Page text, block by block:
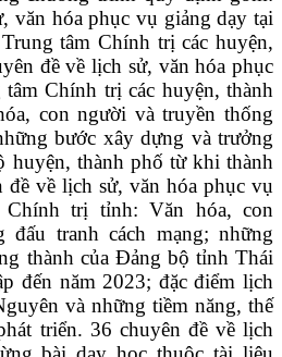
văn hóa phục vụ giảng dạy tại
tâm Chính trị các huyện,
đề về lịch sử, văn hóa phục
Chính trị các huyện, thành
con người và truyền thống
bước xây dựng và trưởng
huyện, thành phố từ khi thành
đề về lịch sử, văn hóa phục vụ
Chính trị tỉnh: Văn hóa, con
tranh cách mạng; những
thành của Đảng bộ tỉnh Thái
đến năm 2023; đặc điểm lịch
và những tiềm năng, thế
triển. 36 chuyên đề về lịch